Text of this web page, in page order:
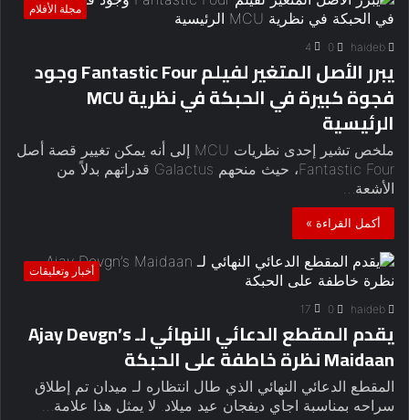
مجلة الأفلام
haideb
0
4
يبرر الأصل المتغير لفيلم Fantastic Four وجود
فجوة كبيرة في الحبكة في نظرية MCU
الرئيسية
ملخص تشير إحدى نظريات MCU إلى أنه يمكن تغيير قصة أصل
Fantastic Four، حيث منحهم Galactus قدراتهم بدلاً من
الأشعة…
أكمل القراءة »
أخبار وتعليقات
haideb
0
17
يقدم المقطع الدعائي النهائي لـ Ajay Devgn’s
Maidaan نظرة خاطفة على الحبكة
المقطع الدعائي النهائي الذي طال انتظاره لـ ميدان تم إطلاق
سراحه بمناسبة اجاي ديفجان عيد ميلاد. لا يمثل هذا علامة…